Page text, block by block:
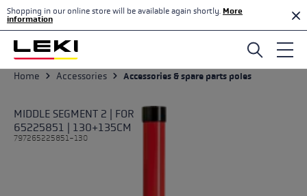
Skip to main content
Shopping in our online store will be available again shortly. More
information
Home Accessories Accessories & spare parts poles
MIDDLE SEGMENT 2 | FOR
65225851 | 130+135CM
797265225851-130